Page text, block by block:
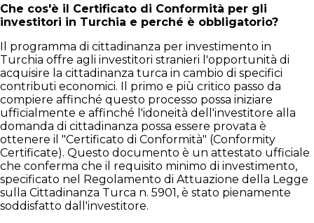
Che cos'è il Certificato di Conformità per gli
investitori in Turchia e perché è obbligatorio?
Il programma di cittadinanza per investimento in
Turchia offre agli investitori stranieri l'opportunità di
acquisire la cittadinanza turca in cambio di specifici
contributi economici. Il primo e più critico passo da
compiere affinché questo processo possa iniziare
ufficialmente e affinché l'idoneità dell'investitore alla
domanda di cittadinanza possa essere provata è
ottenere il "Certificato di Conformità" (Conformity
Certificate). Questo documento è un attestato ufficiale
che conferma che il requisito minimo di investimento,
specificato nel Regolamento di Attuazione della Legge
sulla Cittadinanza Turca n. 5901, è stato pienamente
soddisfatto dall'investitore.